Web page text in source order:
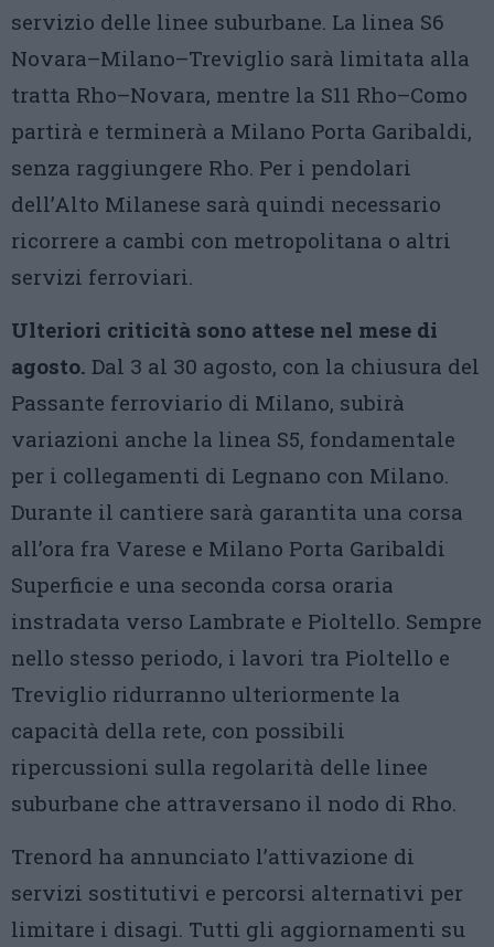
servizio delle linee suburbane. La linea S6
Novara–Milano–Treviglio sarà limitata alla
tratta Rho–Novara, mentre la S11 Rho–Como
partirà e terminerà a Milano Porta Garibaldi,
senza raggiungere Rho. Per i pendolari
dell’Alto Milanese sarà quindi necessario
ricorrere a cambi con metropolitana o altri
servizi ferroviari.
Ulteriori criticità sono attese nel mese di
agosto. Dal 3 al 30 agosto, con la chiusura del
Passante ferroviario di Milano, subirà
variazioni anche la linea S5, fondamentale
per i collegamenti di Legnano con Milano.
Durante il cantiere sarà garantita una corsa
all’ora fra Varese e Milano Porta Garibaldi
Superficie e una seconda corsa oraria
instradata verso Lambrate e Pioltello. Sempre
nello stesso periodo, i lavori tra Pioltello e
Treviglio ridurranno ulteriormente la
capacità della rete, con possibili
ripercussioni sulla regolarità delle linee
suburbane che attraversano il nodo di Rho.
Trenord ha annunciato l’attivazione di
servizi sostitutivi e percorsi alternativi per
limitare i disagi. Tutti gli aggiornamenti su